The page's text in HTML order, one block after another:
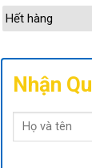
Hết hàng
Nhận